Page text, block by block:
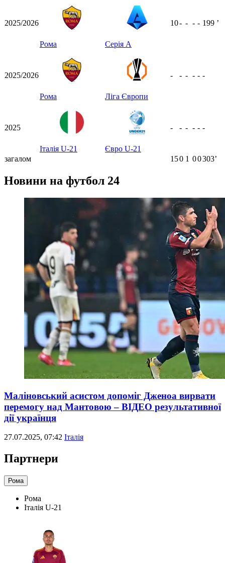
2025/2026
Рома Серія А
10- - - - 199 ʼ
2025/2026
Рома Ліга Європи
- - - - - -
2025
Італія U-21 Євро U-21
- - - - - -
загалом 150 1 00303ʼ
Новини на футбол 24
Маліновський асистом допоміг Дженоа вирвати
перемогу над Мантовою – ВІДЕО результативної
дії українця
27.07.2025, 07:42 Італія
Партнери
Рома
Рома
Італія U-21